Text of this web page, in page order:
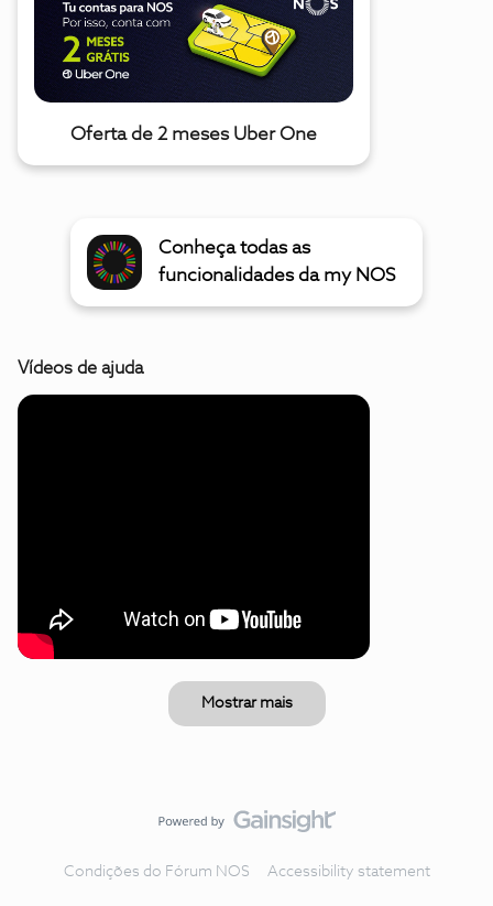
Oferta de 2 meses Uber One
Conheça todas as
funcionalidades da my NOS
Vídeos de ajuda
Mostrar mais
Condições do Fórum NOS Accessibility statement